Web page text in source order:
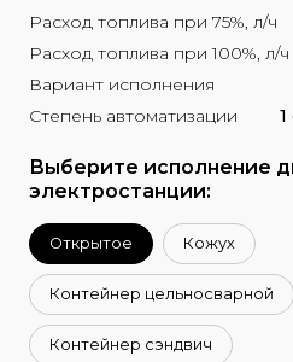
Расход топлива при 75%, л/ч
Расход топлива при 100%, л/ч
Вариант исполнения
Степень автоматизации
Выберите исполнение
электростанции:
Открытое Кожух
Контейнер цельносварной
Контейнер сэндвич